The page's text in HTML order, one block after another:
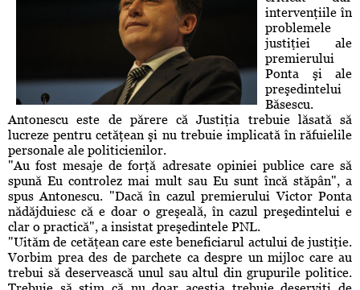
intervenţiile în
problemele
justiţiei ale
premierului
Ponta şi ale
preşedintelui
Băsescu.
Antonescu este de părere că Justiţia trebuie lăsată să
lucreze pentru cetăţean şi nu trebuie implicată în răfuielile
personale ale politicienilor.
"Au fost mesaje de forţă adresate opiniei publice care să
spună Eu controlez mai mult sau Eu sunt încă stăpân", a
spus Antonescu. "Dacă în cazul premierului Victor Ponta
nădăjduiesc că e doar o greşeală, în cazul preşedintelui e
clar o practică", a insistat preşedintele PNL.
"Uităm de cetăţean care este beneficiarul actului de justiţie.
Vorbim prea des de parchete ca despre un mijloc care au
trebui să deservească unul sau altul din grupurile politice.